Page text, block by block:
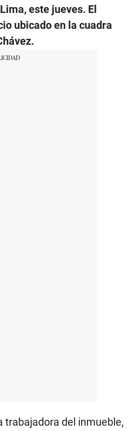
este jueves. El
ubicado en la cuadra
trabajadora del inmueble,